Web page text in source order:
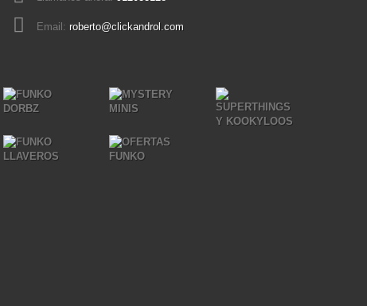
Email: roberto@clickandrol.com